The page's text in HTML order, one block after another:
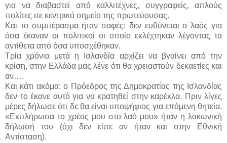
για να διαβαστεί από καλλιτέχνες, συγγραφείς, απλούς
πολίτες σε κεντρικό σημείο της πρωτεύουσας.
Και το συμπέρασμα ήταν σαφές: δεν ευθύνεται ο λαός για
όσα έκαναν οι πολιτικοί οι οποίο εκλέχτηκαν λέγοντας τα
αντίθετα από όσα υποσχέθηκαν.
Τρία χρόνια μετά η Ισλανδία αρχίζει να βγαίνει από την
κρίση, στην Ελλάδα μας λένε ότι θα χρειαστούν δεκαετίες και
αν….
Και κάτι ακόμα: ο Πρόεδρος της Δημοκρατίας της Ισλανδίας
δεν το έκανε αυτό για να κρατηθεί στην καρέκλα. Πριν λίγες
μέρες δήλωσε ότι δε θα είναι υποψήφιος για επόμενη θητεία.
«Εκπλήρωσα το χρέος μου στο λαό μου» ήταν η λακωνική
δήλωσή του (όχι δεν είπε αν ήταν και στην Εθνική
Αντίσταση).